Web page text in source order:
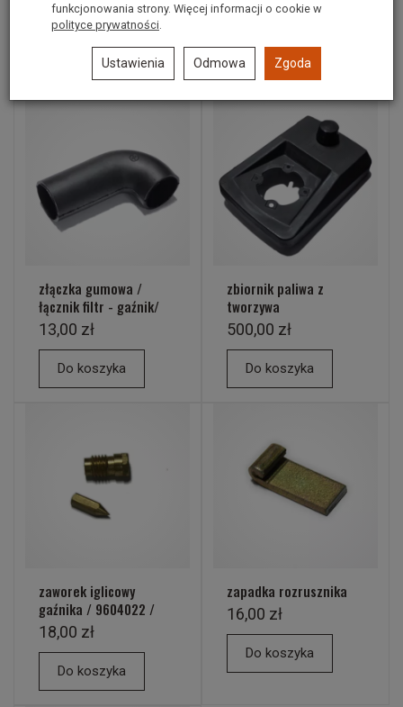
Polecane produkty
złączka gumowa /
łącznik filtr - gaźnik/
13,00 zł
Do koszyka
zbiornik paliwa z
tworzywa
500,00 zł
Do koszyka
zaworek iglicowy
gaźnika / 9604022 /
18,00 zł
Do koszyka
zapadka rozrusznika
16,00 zł
Do koszyka
funkcjonowania strony. Więcej informacji o cookie w
polityce prywatności
Ustawienia Odmowa Zgoda